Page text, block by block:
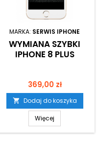
MARKA: SERWIS IPHONE
WYMIANA SZYBKI
IPHONE 8 PLUS
Cena
369,00 zł
 Dodaj do koszyka
Więcej